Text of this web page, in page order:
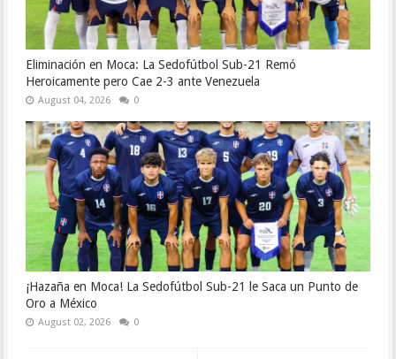
Eliminación en Moca: La Sedofútbol Sub-21 Remó
Heroicamente pero Cae 2-3 ante Venezuela
August 04, 2026 0
¡Hazaña en Moca! La Sedofútbol Sub-21 le Saca un Punto de
Oro a México
August 02, 2026 0